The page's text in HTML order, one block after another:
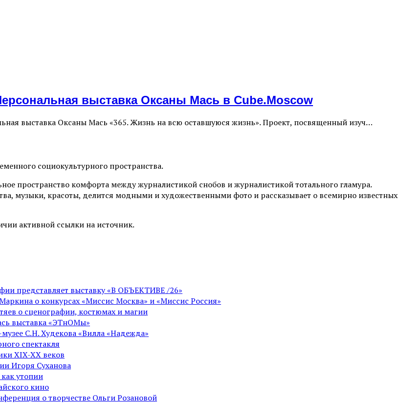
выставка Оксаны Мась в Cube.Moscow
выставка Оксаны Мась «365. Жизнь на всю оставшуюся жизнь». Проект, посвященный изуч…
социокультурного пространства.
пространство комфорта между журналистикой снобов и журналистикой тотального гламура.
музыки, красоты, делится модными и художественными фото и рассказывает о всемирно известных
активной ссылки на источник.
представляет выставку «В ОБЪЕКТИВЕ /26»
о конкурсах «Миссис Москва» и «Миссис Россия»
о сценографии, костюмах и магии
выставка «ЭТнОМы»
С.Н. Худекова «Вилла «Надежда»
спектакля
XIX-XX веков
Игоря Суханова
утопии
кино
о творчестве Ольги Розановой